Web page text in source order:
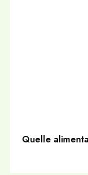
Quelle